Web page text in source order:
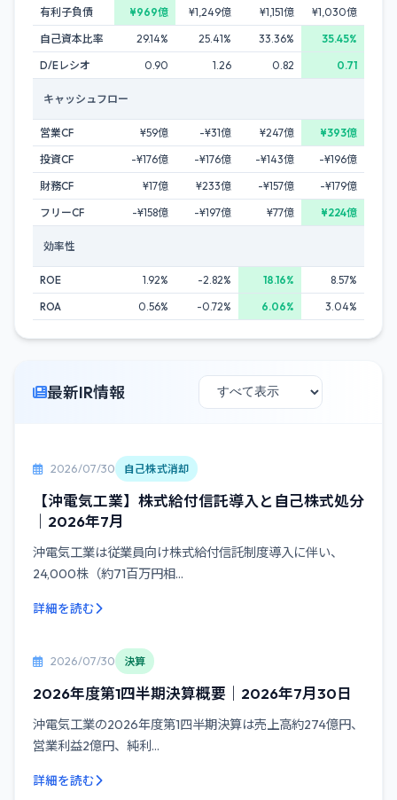
有利子負債
¥969億 ¥1,249億 ¥1,151億
¥1,030億
自己資本比率
29.14% 25.41% 33.36%
35.45%
D/Eレシオ
0.90 1.26 0.82 0.71
キャッシュフロー
営業CF ¥59億 -¥31億 ¥247億
¥393億
投資CF
-¥176億 -¥176億 -¥143億
-¥196億
財務CF
¥17億 ¥233億 -¥157億
-¥179億
フリーCF
-¥158億 -¥197億 ¥77億 ¥224億
効率性
ROE 1.92% -2.82% 18.16%
8.57%
ROA
0.56% -0.72% 6.06% 3.04%
最新IR情報
2026/07/30 自己株式消却
【沖電気工業】株式給付信託導入と自己株式処分
｜2026年7月
沖電気工業は従業員向け株式給付信託制度導入に伴い、
24,000株（約71百万円相...
詳細を読む
2026/07/30 決算
2026年度第1四半期決算概要｜2026年7月30日
沖電気工業の2026年度第1四半期決算は売上高約274億円、
営業利益2億円、純利...
詳細を読む